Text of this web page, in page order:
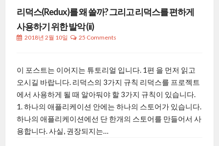
리덕스(Redux)를 왜 쓸까? 그리고 리덕스를 편하게
사용하기 위한 발악 (ii)
2018년 2월 10일 25 Comments
이 포스트는 이어지는 튜토리얼 입니다. 1편 을 먼저 읽고
오시길 바랍니다. 리덕스의 3가지 규칙 리덕스를 프로젝트
에서 사용하게 될 때 알아둬야 할 3가지 규칙이 있습니다.
1. 하나의 애플리케이션 안에는 하나의 스토어가 있습니다.
하나의 애플리케이션에선 단 한개의 스토어를 만들어서 사
용합니다. 사실, 권장되지는…